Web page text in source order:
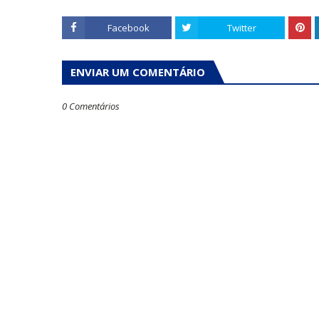
Facebook Twitter
ENVIAR UM COMENTÁRIO
0 Comentários